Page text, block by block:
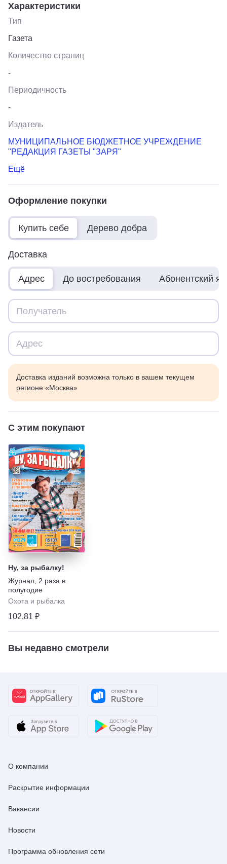
Характеристики
Тип
Газета
Количество страниц
-
Периодичность
-
Издатель
МУНИЦИПАЛЬНОЕ БЮДЖЕТНОЕ УЧРЕЖДЕНИЕ
"РЕДАКЦИЯ ГАЗЕТЫ "ЗАРЯ"
Ещё
Оформление покупки
Купить себе Дерево добра
Доставка
Адрес До востребования Абонентский
Доставка изданий возможна только в вашем текущем
регионе «Москва»
С этим покупают
Ну, за рыбалку!
Журнал 2 раза в
полугодие
Охота и рыбалка
102,81 ₽
Вы недавно смотрели
О компании
Раскрытие информации
Вакансии
Новости
Программа обновления сети